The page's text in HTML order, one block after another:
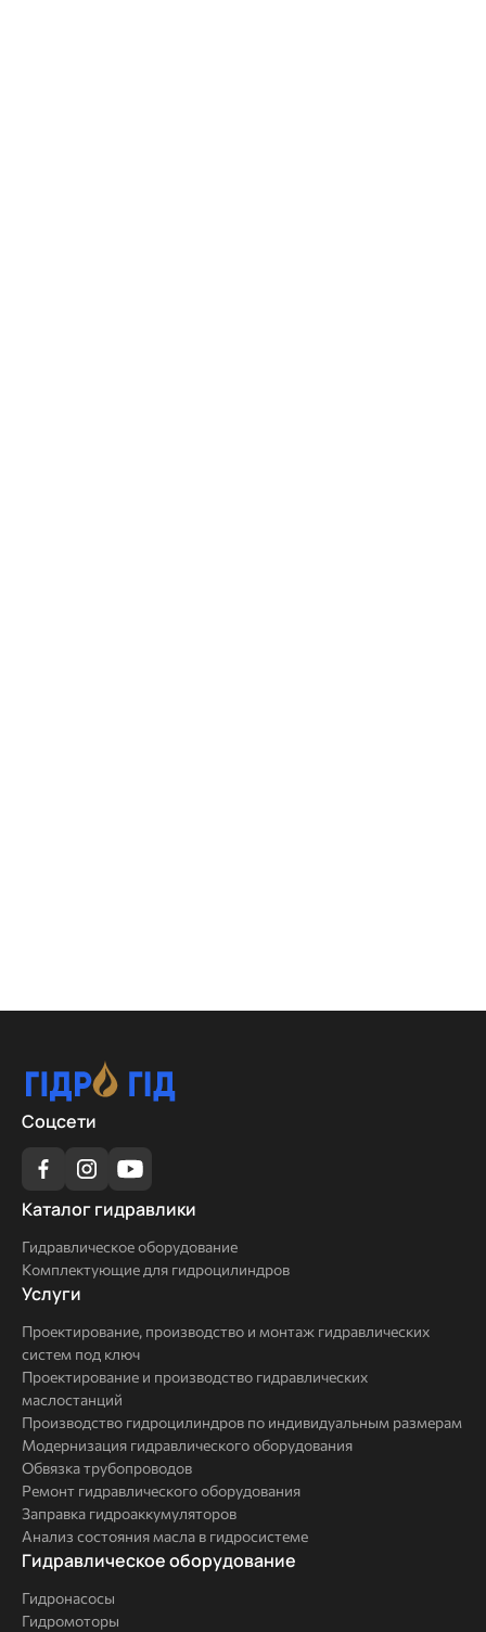
Соцсети
Каталог
Каталог гидравлики
Гидравлическое оборудование
Комплектующие для гидроцилиндров
Услуги
Услуги
Проектирование, производство и монтаж гидравлических
систем под ключ
Проектирование и производство гидравлических
маслостанций
Производство гидроцилиндров по индивидуальным размерам
Модернизация гидравлического оборудования
Обвязка трубопроводов
Ремонт гидравлического оборудования
Заправка гидроаккумуляторов
Анализ состояния масла в гидросистеме
Комплексные
Гидравлическое оборудование
Гидронасосы
Гидромоторы